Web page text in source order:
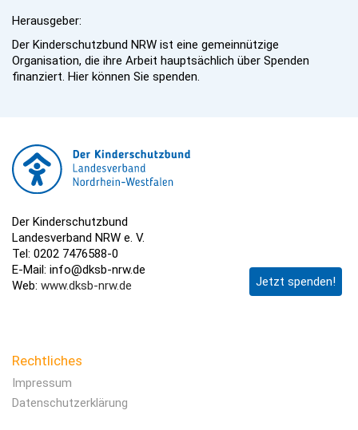
Herausgeber:
Der Kinderschutzbund NRW ist eine gemeinnützige
Organisation, die ihre Arbeit hauptsächlich über Spenden
finanziert. Hier können Sie spenden.
Jetzt spenden!
Der Kinderschutzbund
Landesverband NRW e. V.
Tel: 0202 7476588-0
E-Mail: info@dksb-nrw.de
Web: www.dksb-nrw.de
Rechtliches
Impressum
Datenschutzerklärung